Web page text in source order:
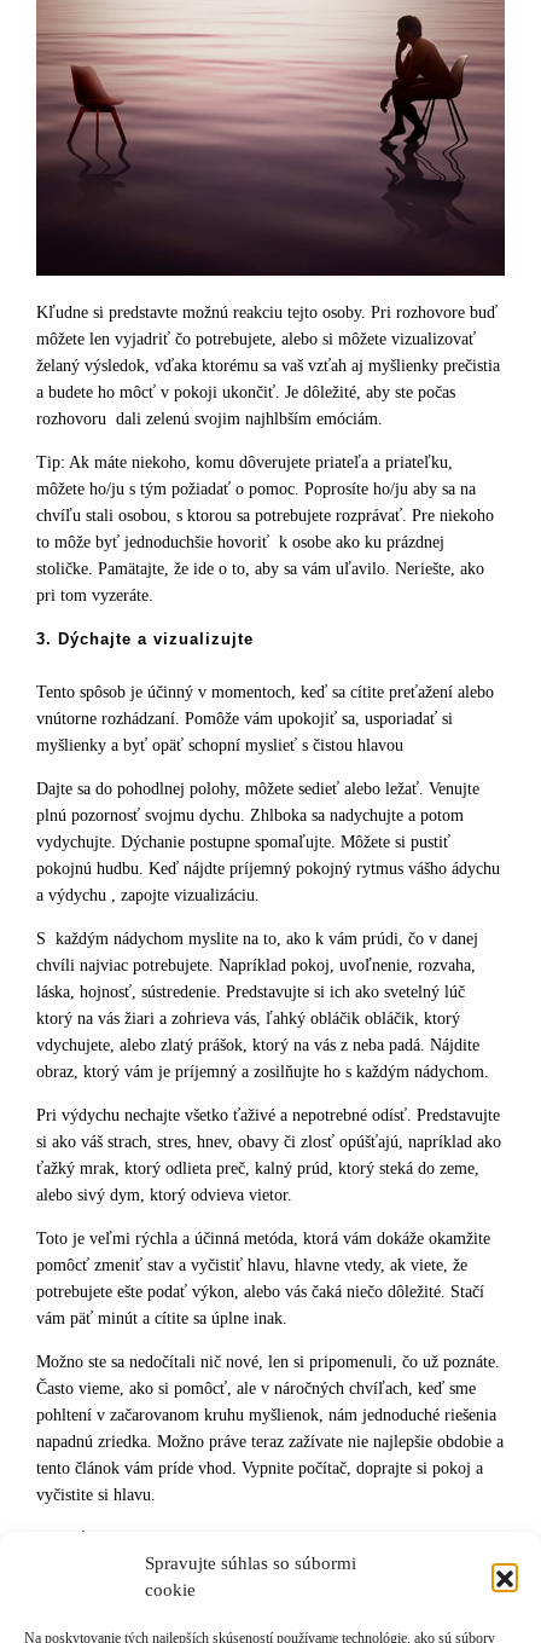
Spravujte súhlas so súbormi
cookie
Na poskytovanie tých najlepších skúseností používame technológie, ako sú súbory
Kľudne si predstavte možnú reakciu tejto osoby. Pri rozhovore buď
môžete len vyjadriť čo potrebujete, alebo si môžete vizualizovať
želaný výsledok, vďaka ktorému sa vaš vzťah aj myšlienky prečistia
a budete ho môcť v pokoji ukončiť. Je dôležité, aby ste počas
rozhovoru dali zelenú svojim najhlbším emóciám.
Tip: Ak máte niekoho, komu dôverujete priateľa a priateľku,
môžete ho/ju s tým požiadať o pomoc. Poprosíte ho/ju aby sa na
chvíľu stali osobou, s ktorou sa potrebujete rozprávať. Pre niekoho
to môže byť jednoduchšie hovoriť k osobe ako ku prázdnej
stoličke. Pamätajte, že ide o to, aby sa vám uľavilo. Neriešte, ako
pri tom vyzeráte.
3. Dýchajte a vizualizujte
Tento spôsob je účinný v momentoch, keď sa cítite preťažení alebo
vnútorne rozhádzaní. Pomôže vám upokojiť sa, usporiadať si
myšlienky a byť opäť schopní myslieť s čistou hlavou
Dajte sa do pohodlnej polohy, môžete sedieť alebo ležať. Venujte
plnú pozornosť svojmu dychu. Zhlboka sa nadychujte a potom
vydychujte. Dýchanie postupne spomaľujte. Môžete si pustiť
pokojnú hudbu. Keď nájdte príjemný pokojný rytmus vášho ádychu
a výdychu , zapojte vizualizáciu.
S každým nádychom myslite na to, ako k vám prúdi, čo v danej
chvíli najviac potrebujete. Napríklad pokoj, uvoľnenie, rozvaha,
láska, hojnosť, sústredenie. Predstavujte si ich ako svetelný lúč
ktorý na vás žiari a zohrieva vás, ľahký obláčik obláčik, ktorý
vdychujete, alebo zlatý prášok, ktorý na vás z neba padá. Nájdite
obraz, ktorý vám je príjemný a zosilňujte ho s každým nádychom.
Pri výdychu nechajte všetko ťaživé a nepotrebné odísť. Predstavujte
si ako váš strach, stres, hnev, obavy či zlosť opúšťajú, napríklad ako
ťažký mrak, ktorý odlieta preč, kalný prúd, ktorý steká do zeme,
alebo sivý dym, ktorý odvieva vietor.
Toto je veľmi rýchla a účinná metóda, ktorá vám dokáže okamžite
pomôcť zmeniť stav a vyčistiť hlavu, hlavne vtedy, ak viete, že
potrebujete ešte podať výkon, alebo vás čaká niečo dôležité. Stačí
vám päť minút a cítite sa úplne inak.
Možno ste sa nedočítali nič nové, len si pripomenuli, čo už poznáte.
Často vieme, ako si pomôcť, ale v náročných chvíľach, keď sme
pohltení v začarovanom kruhu myšlienok, nám jednoduché riešenia
napadnú zriedka. Možno práve teraz zažívate nie najlepšie obdobie a
tento článok vám príde vhod. Vypnite počítač, doprajte si pokoj a
vyčistite si hlavu.
radosti a šťastia.